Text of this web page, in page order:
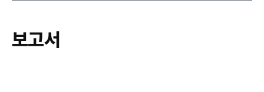
CEO Brief
영상자료
보고서